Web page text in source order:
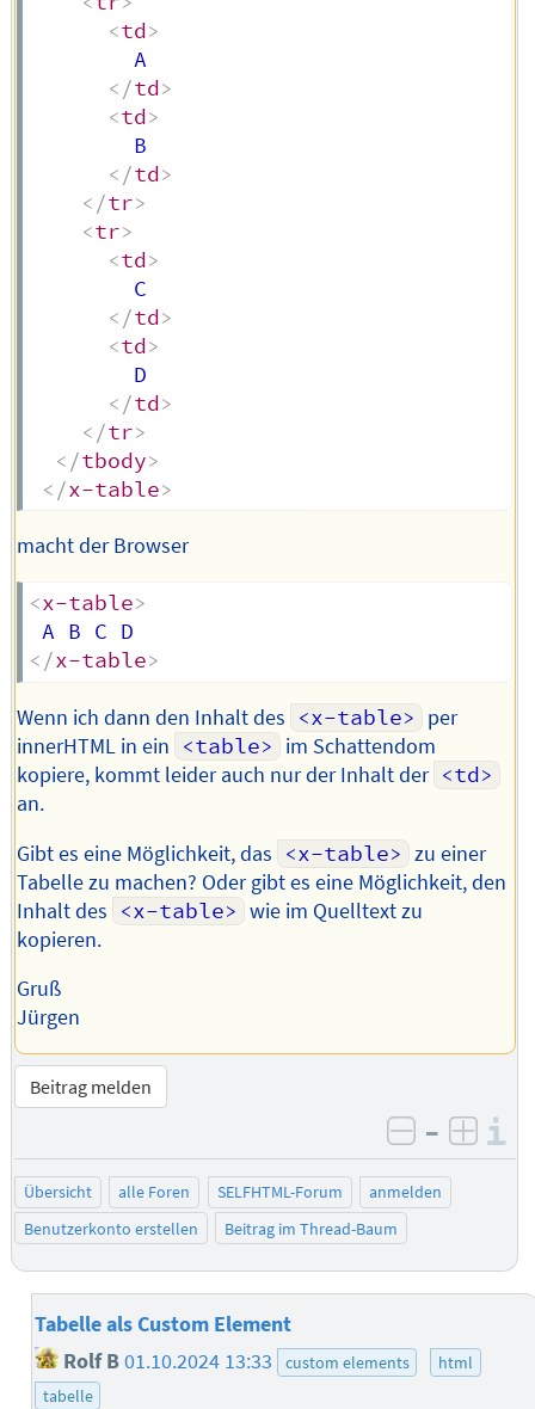
<td>
        A
</td>
<td>
        B
</td>
</tr>
<tr>
<td>
        C
</td>
<td>
        D
</td>
</tr>
</tbody>
</x-table>
macht der Browser
<x-table>
</x-table>
Wenn ich dann den Inhalt des <x-table> per
innerHTML in ein <table> im Schattendom
kopiere, kommt leider auch nur der Inhalt der <td>
an.
Gibt es eine Möglichkeit, das <x-table> zu einer
Tabelle zu machen? Oder gibt es eine Möglichkeit, den
Inhalt des <x-table> wie im Quelltext zu
kopieren.
Gruß
Jürgen
Beitrag melden
negativ
–
Übersicht alle Foren SELFHTML-Forum
anmelden
Benutzerkonto erstellen
Beitrag im Thread-Baum
Tabelle als Custom Element
Rolf B01.10.2024 13:33 custom elements
html
tabelle